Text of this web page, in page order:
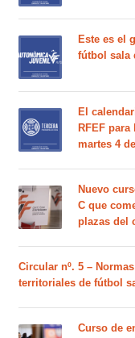
Este es el
fútbol sala
El
RFEF para
martes 4
Nuevo
C que
plazas del
Circular nº. 5 –
territoriales de fútbol
Curso de